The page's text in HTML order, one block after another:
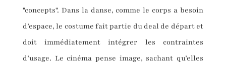
"concepts". Dans la danse, comme le corps a besoin
d’espace, le costume fait partie du deal de départ et
doit immédiatement intégrer les contraintes
d’usage. Le cinéma pense image, sachant qu’elles